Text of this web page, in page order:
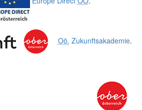
Oö. Zukunftsakademie.